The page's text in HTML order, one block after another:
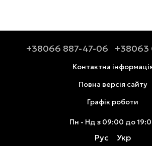
+38066 887-47-06 +38063
Контактна
Повна версія сайту
Графік роботи
Пн - Нд з 09:00 до
Рус Укр